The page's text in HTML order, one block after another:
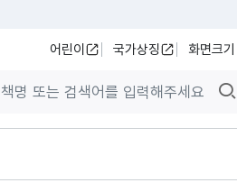
어린이 국가상징 화면크기